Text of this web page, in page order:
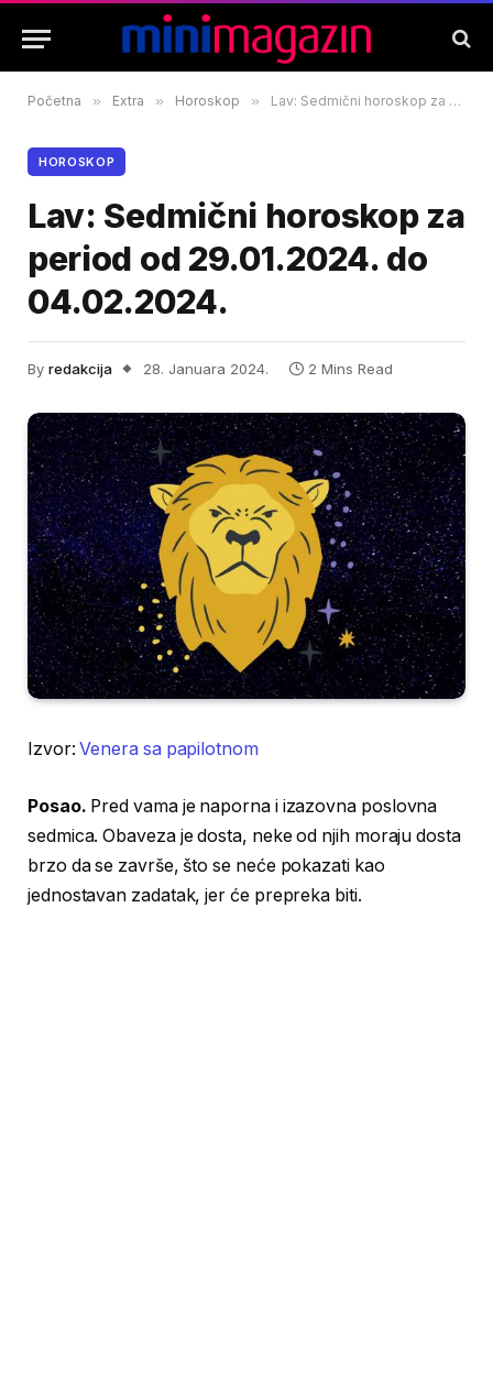
Početna » Extra » Horoskop » Lav: Sedmični horoskop za period od 29.01.2024. do 04.02.2024.
HOROSKOP
Lav: Sedmični horoskop za
period od 29.01.2024. do
04.02.2024.
By redakcija 28. Januara 2024. 2 Mins Read
Izvor:Venera sa papilotnom
Posao. Pred vama je naporna i izazovna poslovna
sedmica. Obaveza je dosta, neke od njih moraju dosta
brzo da se završe, što se neće pokazati kao
jednostavan zadatak, jer će prepreka biti.